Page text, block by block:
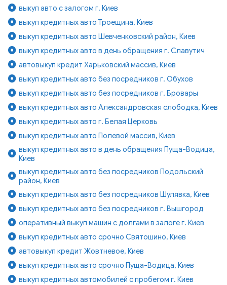
выкуп авто с залогом г. Киев
выкуп кредитных авто Троещина, Киев
выкуп кредитных авто Шевченковский район, Киев
выкуп кредитных авто в день обращения г. Славутич
автовыкуп кредит Харьковский массив, Киев
выкуп кредитных авто без посредников г. Обухов
выкуп кредитных авто без посредников г. Бровары
выкуп кредитных авто Александровская слободка, Киев
выкуп кредитных авто г. Белая Церковь
выкуп кредитных авто Полевой массив, Киев
выкуп кредитных авто в день обращения Пуща-Водица,
Киев
выкуп кредитных авто без посредников Подольский
район, Киев
выкуп кредитных авто без посредников Шулявка, Киев
выкуп кредитных авто без посредников г. Вышгород
оперативный выкуп машин с долгами в залоге г. Киев
выкуп кредитных авто срочно Святошино, Киев
автовыкуп кредит Жовтневое, Киев
выкуп кредитных авто срочно Пуща-Водица, Киев
выкуп кредитных автомобилей с пробегом г. Киев